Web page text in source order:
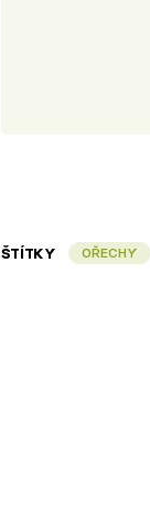
ŠTÍTKY OŘECHY